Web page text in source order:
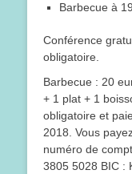
Barbecue à
Conférence
obligatoire.
Barbecue : 20
+ 1 plat + 1
obligatoire et
2018. Vous
numéro de
3805 5028 BIC :